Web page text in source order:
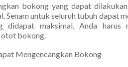
bokong yang dapat
Senam untuk seluruh tubuh dapat
didapat maksimal, Anda harus
bokong.
Mengencangkan Bokong